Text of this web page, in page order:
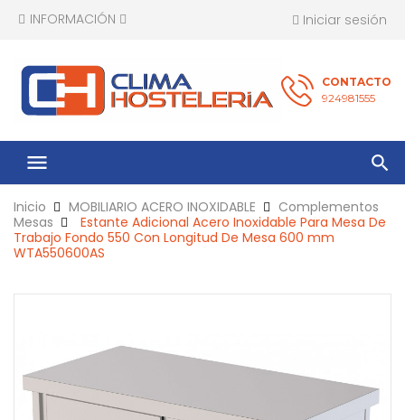
INFORMACIÓN Iniciar sesión
CONTACTO
924981555
menu
Inicio MOBILIARIO ACERO INOXIDABLE
Complementos
Mesas
Estante Adicional Acero Inoxidable Para Mesa De
Trabajo Fondo 550 Con Longitud De Mesa 600 mm
WTA550600AS